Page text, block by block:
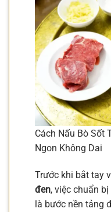
Cách Nấu Bò Sốt
Ngon Không Dai
Trước khi bắt tay
đen, việc chuẩn
là bước nền tảng